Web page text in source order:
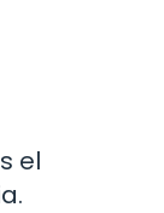
el